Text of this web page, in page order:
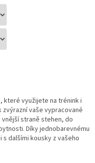
které využijete na trénink i
zvýrazní vaše vypracované
straně stehen, do
Díky jednobarevnému
dalšími kousky z vašeho